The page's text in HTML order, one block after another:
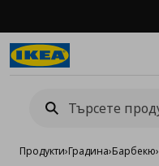
Продукти›Градина›Барбекю›